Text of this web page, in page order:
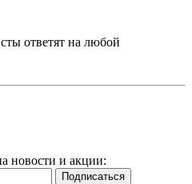
ответят на любой
новости и акции: